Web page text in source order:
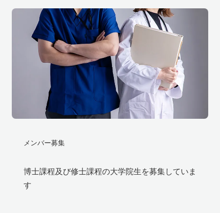
メンバー募集
博士課程及び修士課程の大学院生を募集していま
す